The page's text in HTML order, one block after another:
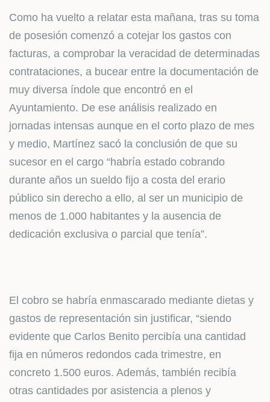
Como ha vuelto a relatar esta mañana, tras su toma
de posesión comenzó a cotejar los gastos con
facturas, a comprobar la veracidad de determinadas
contrataciones, a bucear entre la documentación de
muy diversa índole que encontró en el
Ayuntamiento. De ese análisis realizado en
jornadas intensas aunque en el corto plazo de mes
y medio, Martínez sacó la conclusión de que su
sucesor en el cargo “habría estado cobrando
durante años un sueldo fijo a costa del erario
público sin derecho a ello, al ser un municipio de
menos de 1.000 habitantes y la ausencia de
dedicación exclusiva o parcial que tenía”.
El cobro se habría enmascarado mediante dietas y
gastos de representación sin justificar, “siendo
evidente que Carlos Benito percibía una cantidad
fija en números redondos cada trimestre, en
concreto 1.500 euros. Además, también recibía
otras cantidades por asistencia a plenos y